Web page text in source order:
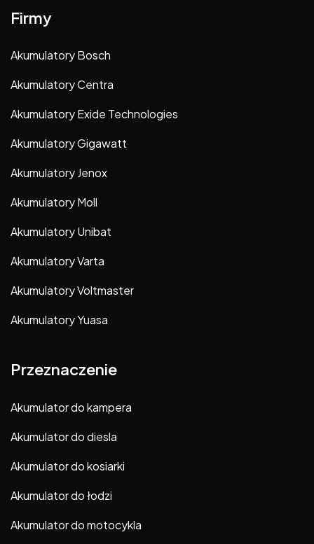
Firmy
Akumulatory Bosch
Akumulatory Centra
Akumulatory Exide Technologies
Akumulatory Gigawatt
Akumulatory Jenox
Akumulatory Moll
Akumulatory Unibat
Akumulatory Varta
Akumulatory Voltmaster
Akumulatory Yuasa
Przeznaczenie
Akumulator do kampera
Akumulator do diesla
Akumulator do kosiarki
Akumulator do łodzi
Akumulator do motocykla